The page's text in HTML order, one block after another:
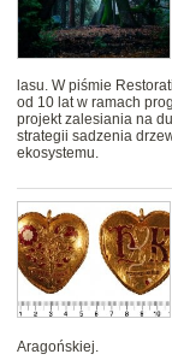
lasu. W piśmie
od 10 lat w ramach
projekt zalesiania na
strategii sadzenia
ekosystemu.
Aragońskiej.